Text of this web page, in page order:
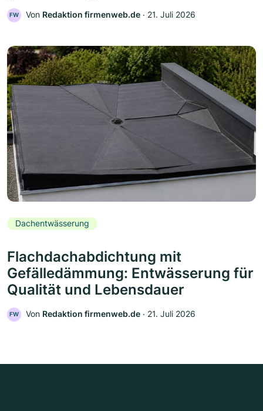
FW Von Redaktion firmenweb.de ‧ 21. Juli 2026
Dachentwässerung
Flachdachabdichtung mit
Gefälledämmung: Entwässerung für
Qualität und Lebensdauer
FW Von Redaktion firmenweb.de ‧ 21. Juli 2026